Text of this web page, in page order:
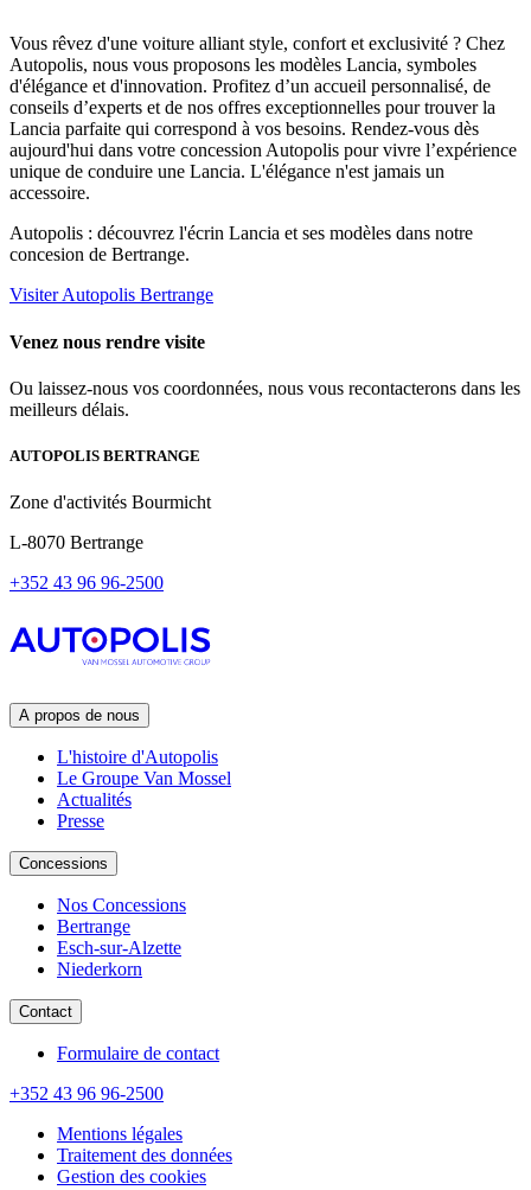
Vous rêvez d'une voiture alliant style, confort et exclusivité ? Chez
Autopolis, nous vous proposons les modèles Lancia, symboles
d'élégance et d'innovation. Profitez d’un accueil personnalisé, de
conseils d’experts et de nos offres exceptionnelles pour trouver la
Lancia parfaite qui correspond à vos besoins. Rendez-vous dès
aujourd'hui dans votre concession Autopolis pour vivre l’expérience
unique de conduire une Lancia. L'élégance n'est jamais un
accessoire.
Autopolis : découvrez l'écrin Lancia et ses modèles dans notre
concesion de Bertrange.
Visiter Autopolis Bertrange
Venez nous rendre visite
Ou laissez-nous vos coordonnées, nous vous recontacterons dans les
meilleurs délais.
AUTOPOLIS BERTRANGE
Zone d'activités Bourmicht
L-8070 Bertrange
+352 43 96 96-2500
A propos de nous
L'histoire d'Autopolis
Le Groupe Van Mossel
Actualités
Presse
Concessions
Nos Concessions
Bertrange
Esch-sur-Alzette
Niederkorn
Contact
Formulaire de contact
+352 43 96 96-2500
Mentions légales
Traitement des données
Gestion des cookies